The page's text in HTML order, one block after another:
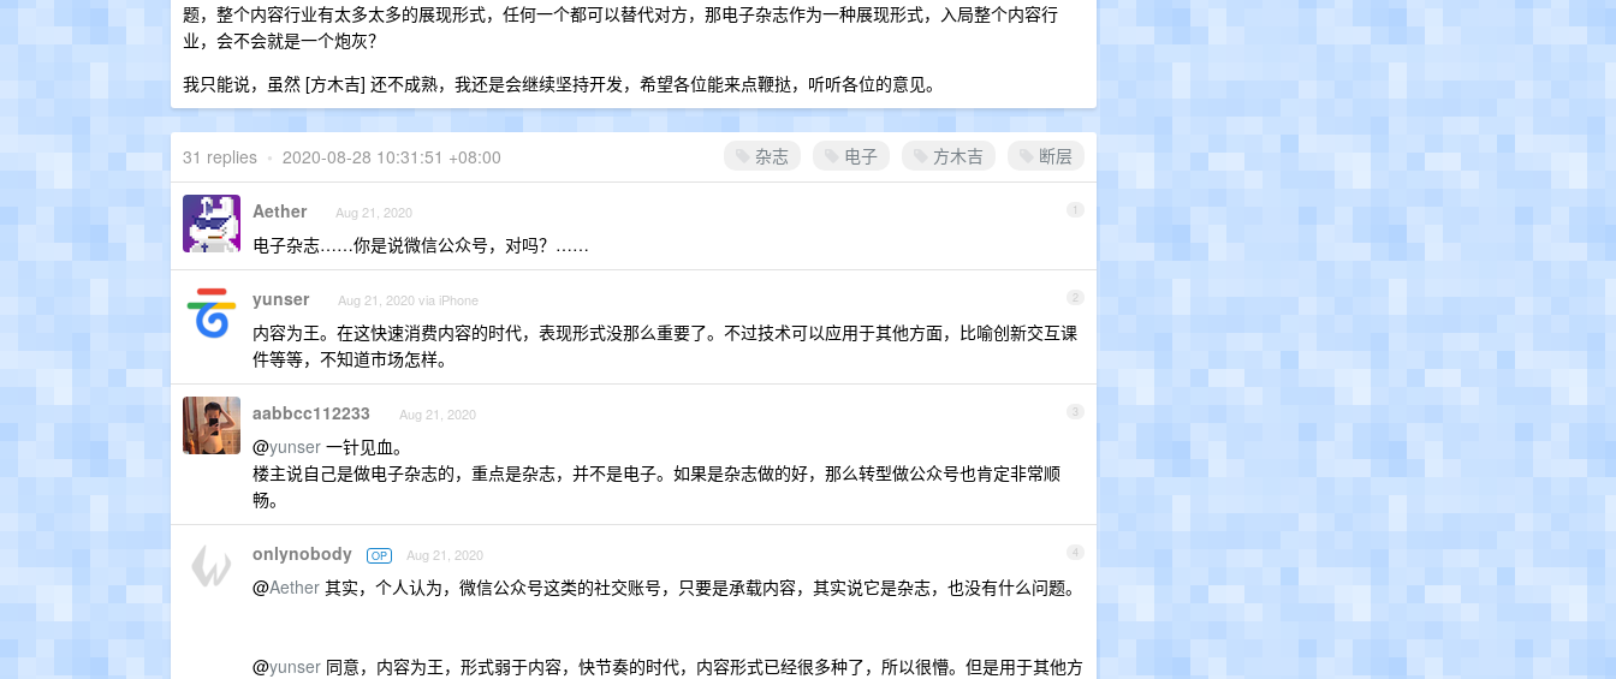
题，整个内容行业有太多太多的展现形式，任何一个都可以替代对方，那电子杂志作为一种展现形式，入局整个内容行
业，会不会就是一个炮灰？
我只能说，虽然 [方木吉] 还不成熟，我还是会继续坚持开发，希望各位能来点鞭挞，听听各位的意见。
杂志 电子 方木吉 断层
31 replies • 2020-08-28 10:31:51 +08:00
1
Aether Aug 21, 2020
电子杂志……你是说微信公众号，对吗？……
2
yunser Aug 21, 2020 via iPhone
内容为王。在这快速消费内容的时代，表现形式没那么重要了。不过技术可以应用于其他方面，比喻创新交互课
件等等，不知道市场怎样。
3
aabbcc112233 Aug 21, 2020
@yunser 一针见血。
楼主说自己是做电子杂志的，重点是杂志，并不是电子。如果是杂志做的好，那么转型做公众号也肯定非常顺
畅。
4
onlynobody OP Aug 21, 2020
@Aether 其实，个人认为，微信公众号这类的社交账号，只要是承载内容，其实说它是杂志，也没有什么问题。
@yunser 同意，内容为王，形式弱于内容，快节奏的时代，内容形式已经很多种了，所以很懵。但是用于其他方